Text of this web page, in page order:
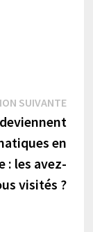
SUIVANTE
en
: les avez-
visités ?